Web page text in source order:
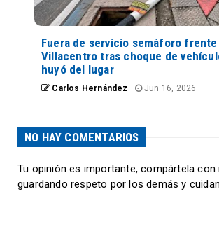
Fuera de servicio semáforo frente
Villacentro tras choque de
huyó del lugar
Carlos Hernández Jun 16, 2026
NO HAY COMENTARIOS
Tu opinión es importante, compártela
guardando respeto por los demás y